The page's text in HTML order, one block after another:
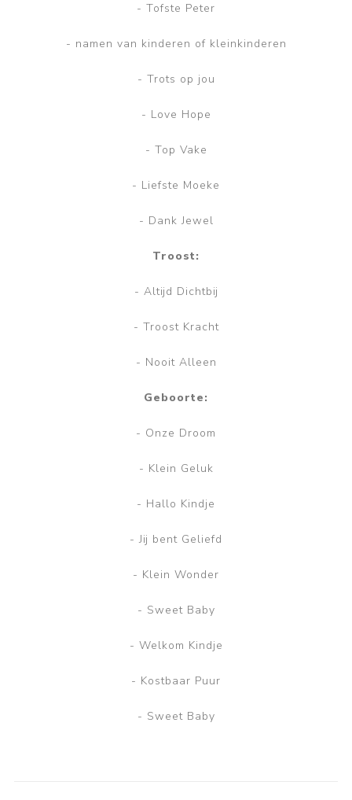
- Tofste Peter
- namen van kinderen of kleinkinderen
- Trots op jou
- Love Hope
- Top Vake
- Liefste Moeke
- Dank Jewel
Troost:
- Altijd Dichtbij
- Troost Kracht
- Nooit Alleen
Geboorte:
- Onze Droom
- Klein Geluk
- Hallo Kindje
- Jij bent Geliefd
- Klein Wonder
- Sweet Baby
- Welkom Kindje
- Kostbaar Puur
- Sweet Baby